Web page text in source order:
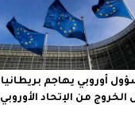
أوروبي يهاجم بريطانيا
الخروج من الإتحاد الأوروبي